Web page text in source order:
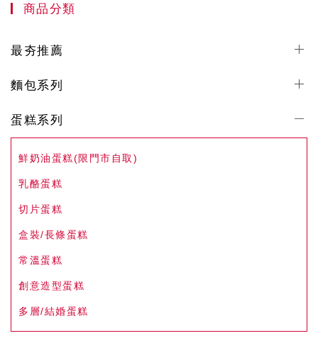
商品分類
最夯推薦
麵包系列
蛋糕系列
鮮奶油蛋糕(限門市自取)
乳酪蛋糕
切片蛋糕
盒裝/長條蛋糕
常溫蛋糕
創意造型蛋糕
多層/結婚蛋糕